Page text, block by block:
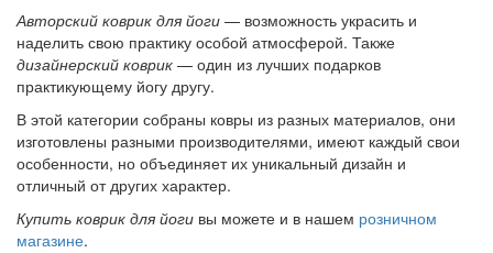
Авторский коврик для йоги — возможность украсить и
наделить свою практику особой атмосферой. Также
дизайнерский коврик — один из лучших подарков
практикующему йогу другу.
В этой категории собраны ковры из разных материалов, они
изготовлены разными производителями, имеют каждый свои
особенности, но объединяет их уникальный дизайн и
отличный от других характер.
Купить коврик для йоги вы можете и в нашем розничном
магазине.